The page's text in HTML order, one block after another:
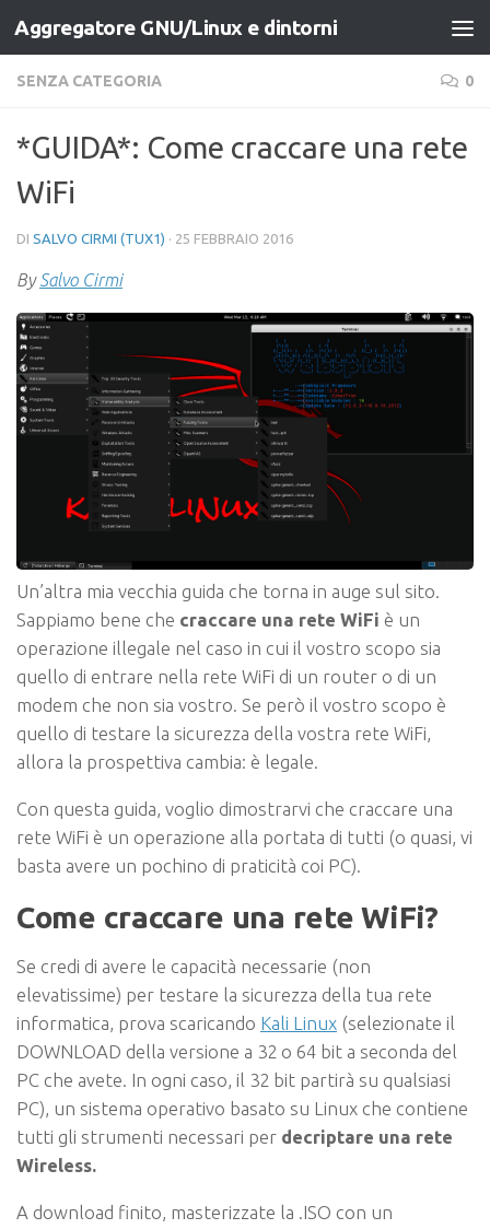
Salta al contenuto
Aggregatore GNU/Linux e dintorni
SENZA CATEGORIA 0
*GUIDA*: Come craccare una rete
WiFi
DI SALVO CIRMI (TUX1) · 25 FEBBRAIO 2016
BySalvo Cirmi
Un’altra mia vecchia guida che torna in auge sul sito.
Sappiamo bene che craccare una rete WiFi è un
operazione illegale nel caso in cui il vostro scopo sia
quello di entrare nella rete WiFi di un router o di un
modem che non sia vostro. Se però il vostro scopo è
quello di testare la sicurezza della vostra rete WiFi,
allora la prospettiva cambia: è legale.
Con questa guida, voglio dimostrarvi che craccare una
rete WiFi è un operazione alla portata di tutti (o quasi, vi
basta avere un pochino di praticità coi PC).
Come craccare una rete WiFi?
Se credi di avere le capacità necessarie (non
elevatissime) per testare la sicurezza della tua rete
informatica, prova scaricando Kali Linux (selezionate il
DOWNLOAD della versione a 32 o 64 bit a seconda del
PC che avete. In ogni caso, il 32 bit partirà su qualsiasi
PC), un sistema operativo basato su Linux che contiene
tutti gli strumenti necessari per decriptare una rete
Wireless.
A download finito, masterizzate la .ISO con un